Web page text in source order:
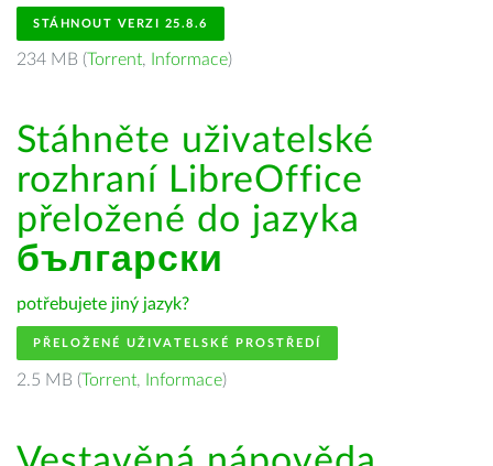
STÁHNOUT VERZI 25.8.6
234 MB (Torrent, Informace)
Stáhněte uživatelské
rozhraní LibreOffice
přeložené do jazyka
български
potřebujete jiný jazyk?
PŘELOŽENÉ UŽIVATELSKÉ PROSTŘEDÍ
2.5 MB (Torrent, Informace)